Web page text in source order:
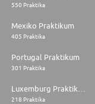
550 Praktika
Mexiko Praktikum
405 Praktika
Portugal Praktikum
301 Praktika
218 Praktika